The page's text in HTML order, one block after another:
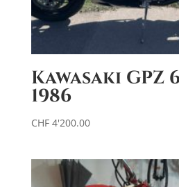
Kawasaki GPZ
1986
CHF4'200.00